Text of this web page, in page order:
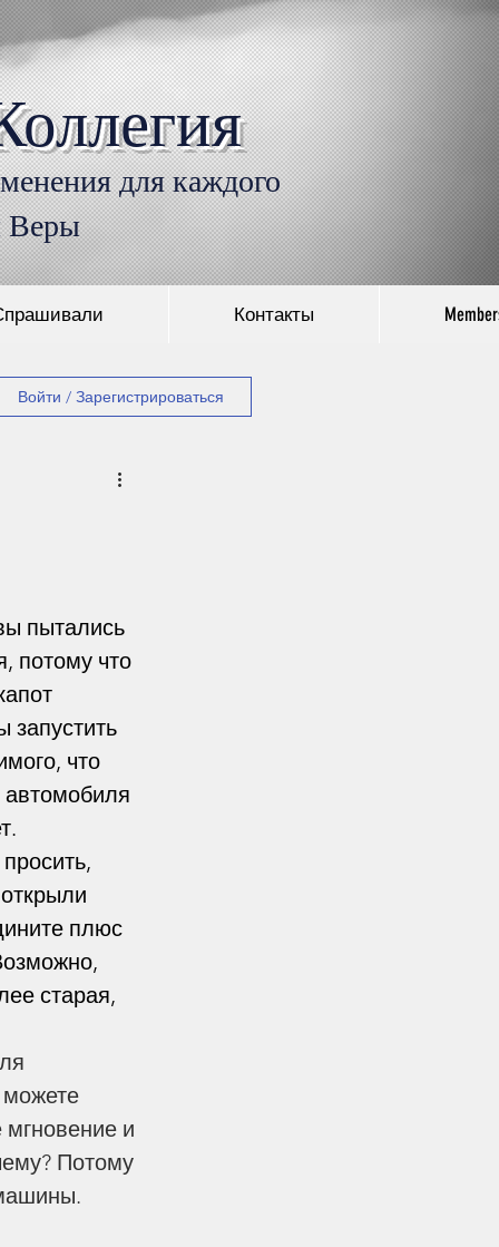
Войти
для каждого
Веры
Контакты
Войти / Зарегистрироваться
потому что
что
плюс
старая,
и
Потому